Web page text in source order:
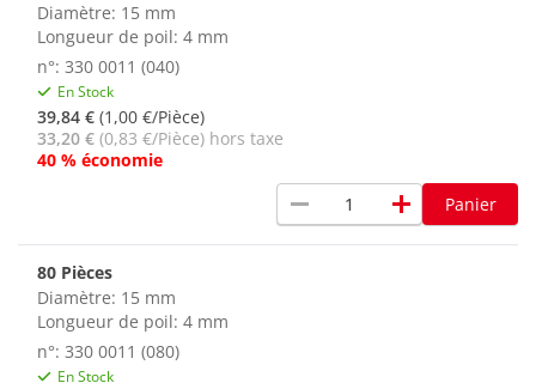
Diamètre: 15 mm
Longueur de poil: 4 mm
n°: 330 0011 (040)
En Stock
39,84 € (1,00 €/Pièce)
33,20 € (0,83 €/Pièce) hors taxe
40 % économie
remove add Panier
80 Pièces
Diamètre: 15 mm
Longueur de poil: 4 mm
n°: 330 0011 (080)
En Stock